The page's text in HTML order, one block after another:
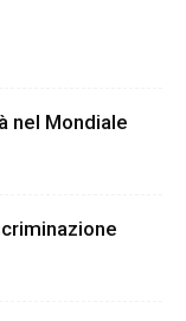
nel Mondiale